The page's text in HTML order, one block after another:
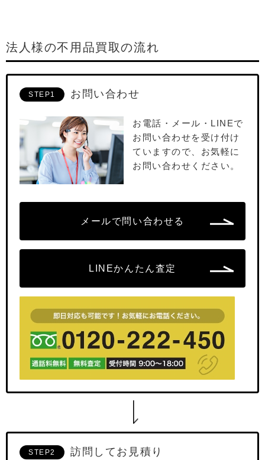
法人様の不用品買取の流れ
STEP1 お問い合わせ
お電話・メール・LINEで
お問い合わせを受け付け
ていますので、お気軽に
お問い合わせください。
メールで問い合わせる
LINEかんたん査定
STEP2 訪問してお見積り